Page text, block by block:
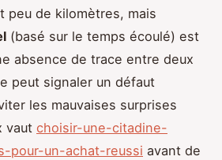
peu de kilomètres, mais
(basé sur le temps écoulé) est
absence de trace entre deux
peut signaler un défaut
les mauvaises surprises
vaut choisir-une-citadine-
pour-un-achat-reussi avant de